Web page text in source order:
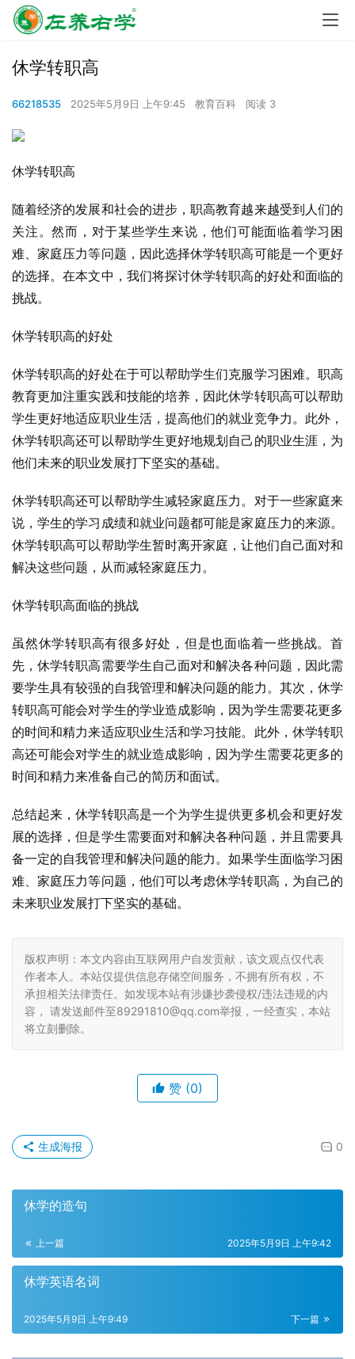
休学转职高
66218535 2025年5月9日 上午9:45 教育百科 阅读 3
休学转职高
随着经济的发展和社会的进步，职高教育越来越受到人们的
关注。然而，对于某些学生来说，他们可能面临着学习困
难、家庭压力等问题，因此选择休学转职高可能是一个更好
的选择。在本文中，我们将探讨休学转职高的好处和面临的
挑战。
休学转职高的好处
休学转职高的好处在于可以帮助学生们克服学习困难。职高
教育更加注重实践和技能的培养，因此休学转职高可以帮助
学生更好地适应职业生活，提高他们的就业竞争力。此外，
休学转职高还可以帮助学生更好地规划自己的职业生涯，为
他们未来的职业发展打下坚实的基础。
休学转职高还可以帮助学生减轻家庭压力。对于一些家庭来
说，学生的学习成绩和就业问题都可能是家庭压力的来源。
休学转职高可以帮助学生暂时离开家庭，让他们自己面对和
解决这些问题，从而减轻家庭压力。
休学转职高面临的挑战
虽然休学转职高有很多好处，但是也面临着一些挑战。首
先，休学转职高需要学生自己面对和解决各种问题，因此需
要学生具有较强的自我管理和解决问题的能力。其次，休学
转职高可能会对学生的学业造成影响，因为学生需要花更多
的时间和精力来适应职业生活和学习技能。此外，休学转职
高还可能会对学生的就业造成影响，因为学生需要花更多的
时间和精力来准备自己的简历和面试。
总结起来，休学转职高是一个为学生提供更多机会和更好发
展的选择，但是学生需要面对和解决各种问题，并且需要具
备一定的自我管理和解决问题的能力。如果学生面临学习困
难、家庭压力等问题，他们可以考虑休学转职高，为自己的
未来职业发展打下坚实的基础。
版权声明：本文内容由互联网用户自发贡献，该文观点仅代表
作者本人。本站仅提供信息存储空间服务，不拥有所有权，不
承担相关法律责任。如发现本站有涉嫌抄袭侵权/违法违规的内
容， 请发送邮件至89291810@qq.com举报，一经查实，本站
将立刻删除。
赞 (0)
0
生成海报
休学的造句
上一篇 2025年5月9日 上午9:42
休学英语名词
下一篇
2025年5月9日 上午9:49